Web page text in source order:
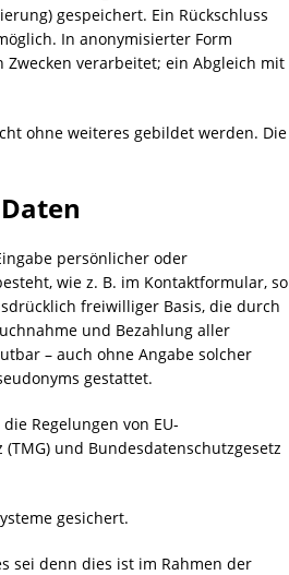
gespeichert. Ein Rückschluss
In anonymisierter Form
verarbeitet; ein Abgleich mit
ohne weiteres gebildet werden. Die
persönlicher oder
wie z. B. im Kontaktformular, so
freiwilliger Basis, die durch
und Bezahlung aller
– auch ohne Angabe solcher
gestattet.
Regelungen von EU-
und Bundesdatenschutzgesetz
gesichert.
sei denn dies ist im Rahmen der